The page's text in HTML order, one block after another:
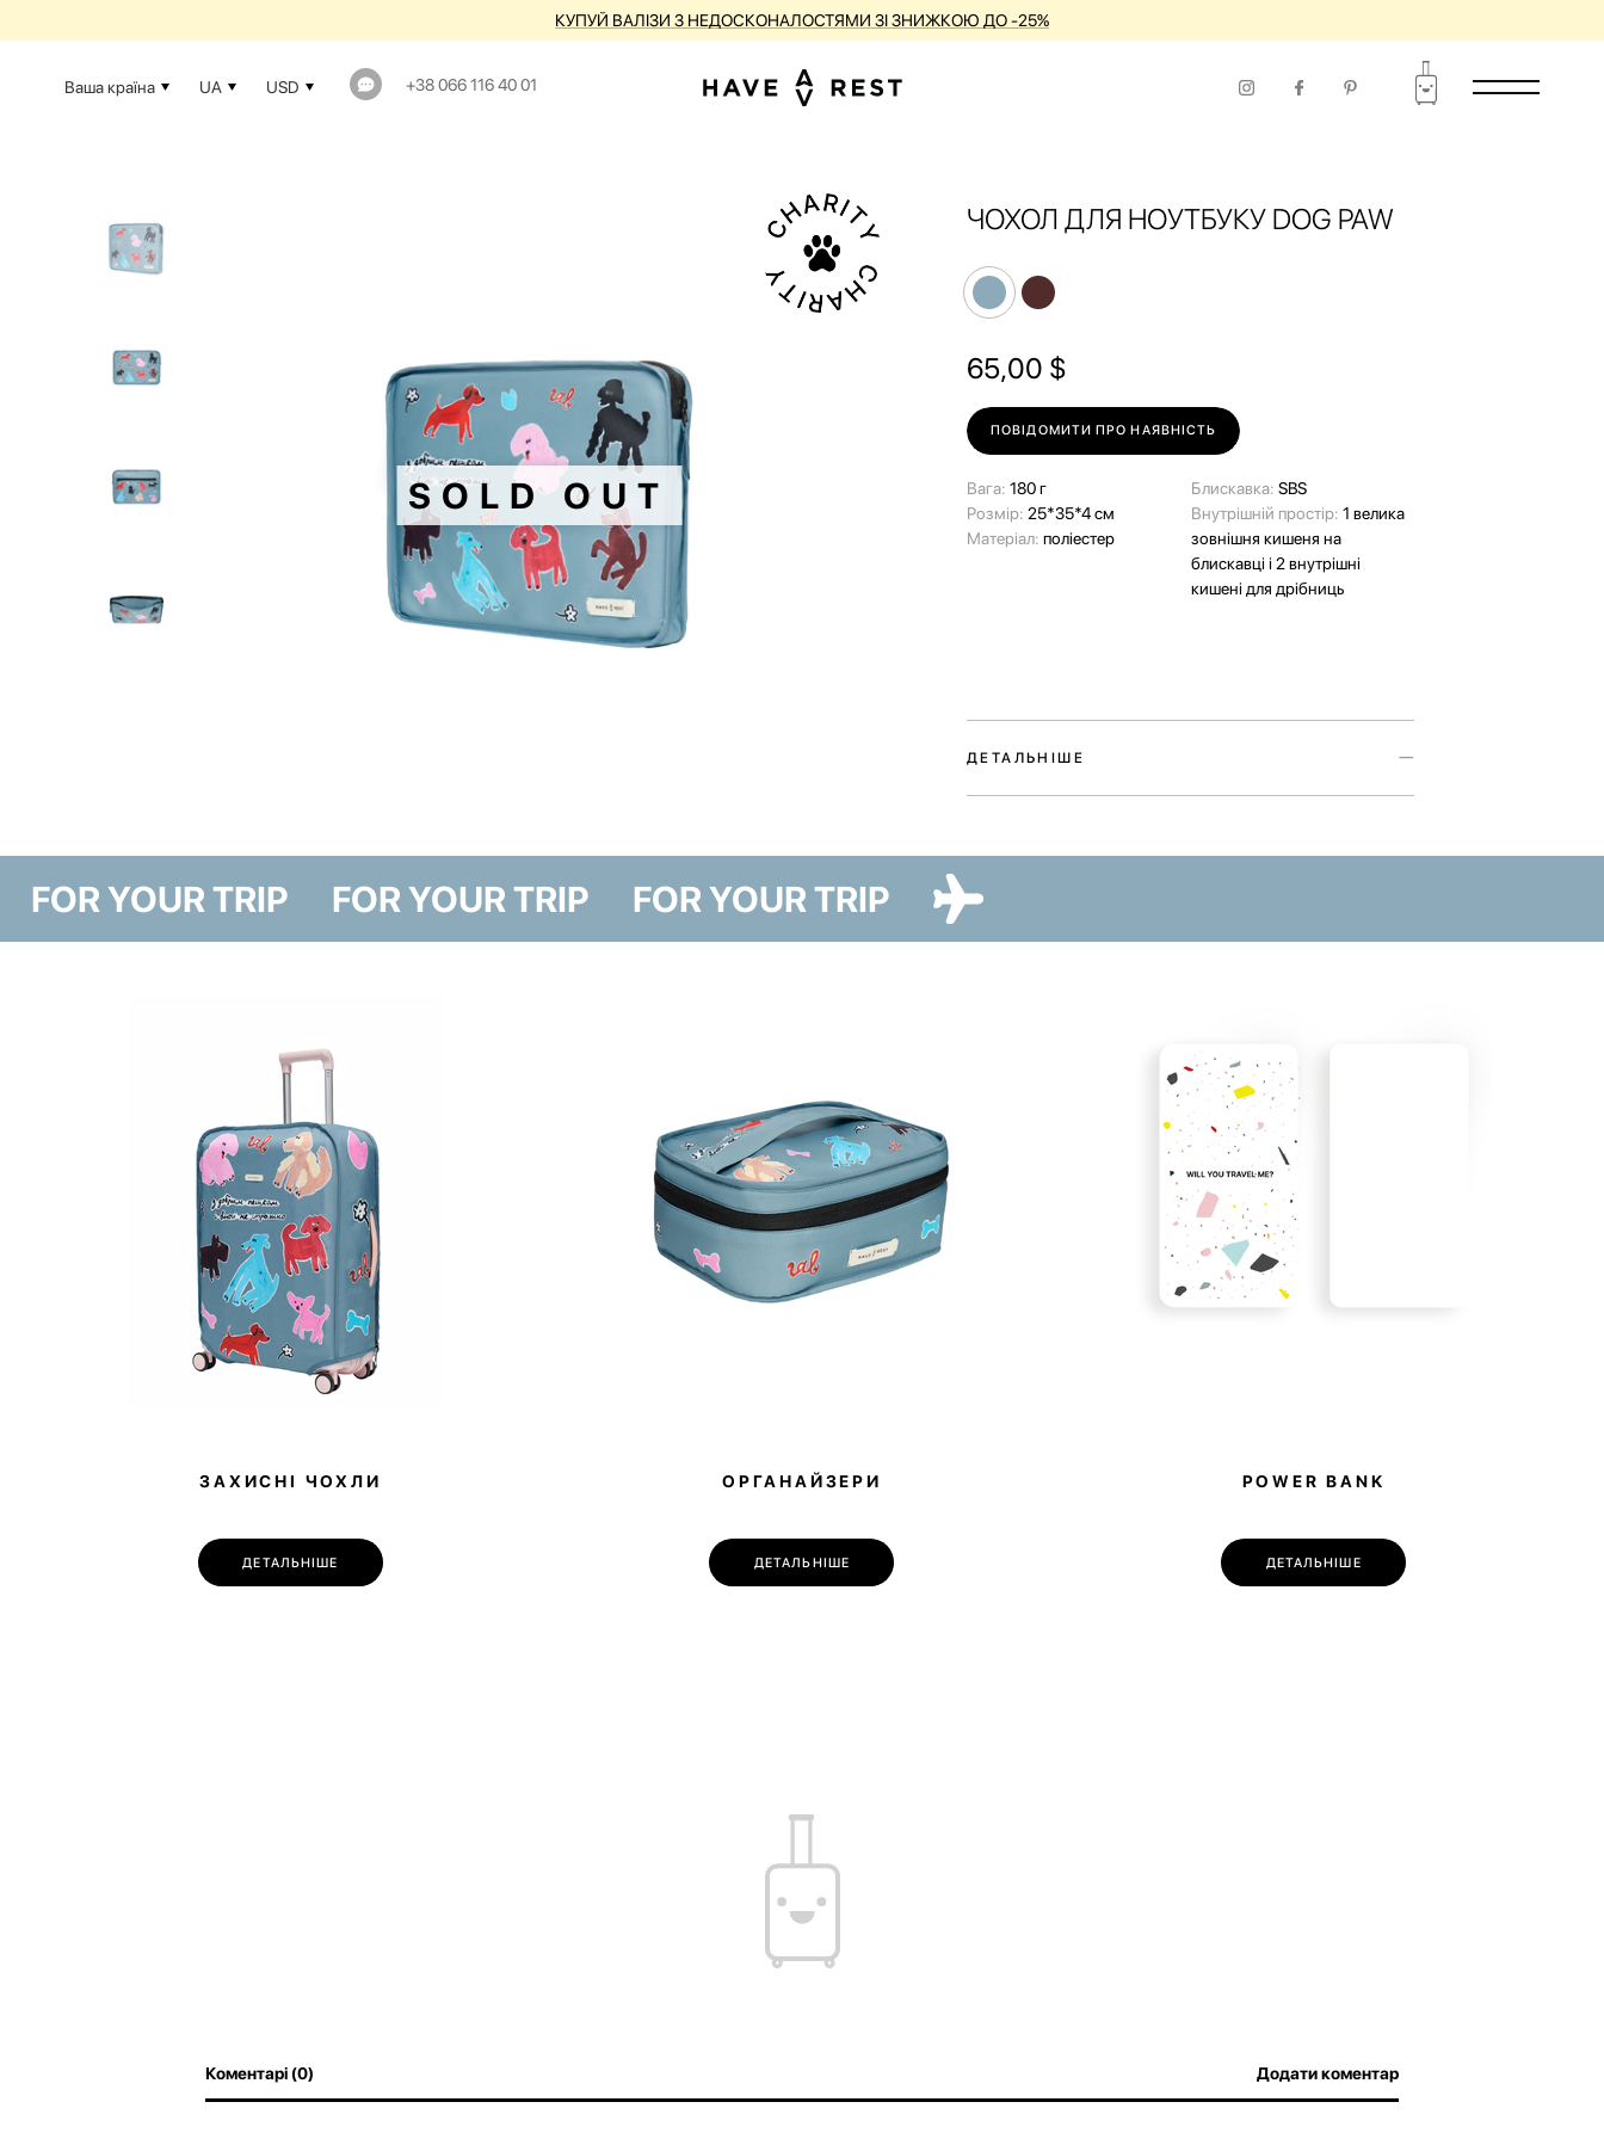
КУПУЙ ВАЛІЗИ З НЕДОСКОНАЛОСТЯМИ ЗІ ЗНИЖКОЮ ДО -25%
Ваша країна UA USD +38 066 116 40 01
SOLD OUT
ЧОХОЛ ДЛЯ НОУТБУКУ DOG PAW
65,00 $
ПОВІДОМИТИ ПРО НАЯВНІСТЬ
Вага: 180 г
Розмір: 25*35*4 см
Матеріал: поліестер
Блискавка: SBS
Внутрішній простір: 1 велика
зовнішня кишеня на
блискавці і 2 внутрішні
кишені для дрібниць
ДЕТАЛЬНІШЕ
кольорах та двох варіантах — Cat Paw та Dog Paw —
Лінійка Paw Story має благодійну складову — купуючи
товари, ви долучаєтесь до доброї справи. 10% від продажів
ми передамо на потреби притулку в Гостомелі.
FOR YOUR TRIP FOR YOUR TRIP FOR YOUR TRIP
ЗАХИСНІ ЧОХЛИ
ДЕТАЛЬНІШЕ
ОРГАНАЙЗЕРИ
ДЕТАЛЬНІШЕ
POWER BANK
ДЕТАЛЬНІШЕ
Коментарі (0) Додати коментар